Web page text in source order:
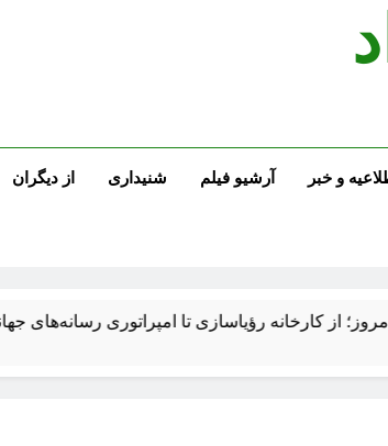
و خبر آرشیو فیلم شنیداری از دیگران
رؤیاسازی تا امپراتوری رسانه‌های جهانی –